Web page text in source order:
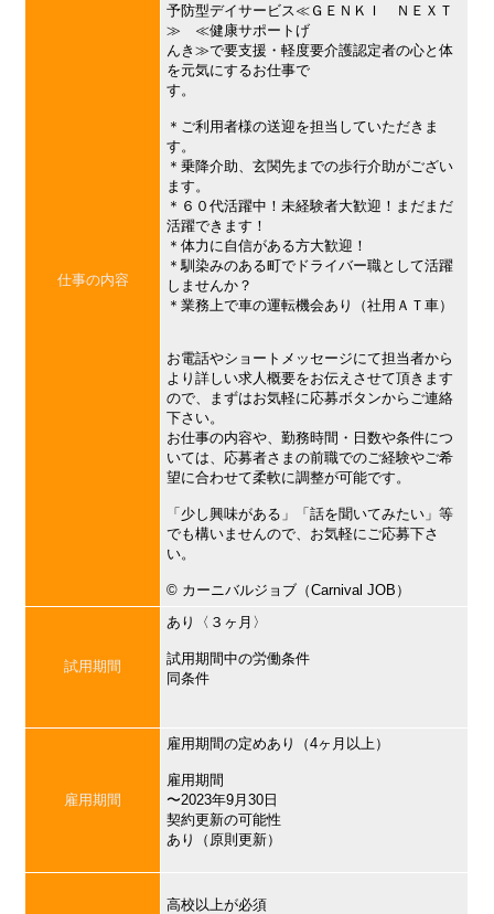
仕事の内容
予防型デイサービス≪ＧＥＮＫＩ ＮＥＸＴ
≫ ≪健康サポートげ
んき≫で要支援・軽度要介護認定者の心と体
を元気にするお仕事で
す。
＊ご利用者様の送迎を担当していただきま
す。
＊乗降介助、玄関先までの歩行介助がござい
ます。
＊６０代活躍中！未経験者大歓迎！まだまだ
活躍できます！
＊体力に自信がある方大歓迎！
＊馴染みのある町でドライバー職として活躍
しませんか？
＊業務上で車の運転機会あり（社用ＡＴ車）
お電話やショートメッセージにて担当者から
より詳しい求人概要をお伝えさせて頂きます
ので、まずはお気軽に応募ボタンからご連絡
下さい。
お仕事の内容や、勤務時間・日数や条件につ
いては、応募者さまの前職でのご経験やご希
望に合わせて柔軟に調整が可能です。
「少し興味がある」「話を聞いてみたい」等
でも構いませんので、お気軽にご応募下さ
い。
©︎ カーニバルジョブ（Carnival JOB）
試用期間
あり〈３ヶ月〉
試用期間中の労働条件
同条件
雇用期間
雇用期間の定めあり（4ヶ月以上）
雇用期間
〜2023年9月30日
契約更新の可能性
あり（原則更新）
高校以上が必須